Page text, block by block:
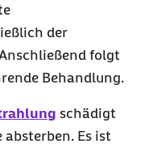
der
folgt
Behandlung.
schädigt
absterben. Es ist